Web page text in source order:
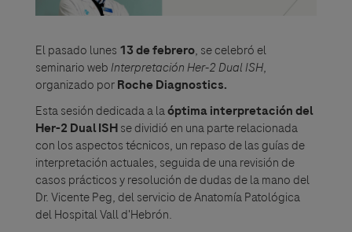
El pasado lunes 13 de febrero, se celebró el
seminario webInterpretación Her-2 Dual ISH,
organizado porRoche Diagnostics.
Esta sesión dedicada a laóptima interpretación del
Her-2 Dual ISHse dividió en una parte relacionada
con los aspectos técnicos, un repaso de las guías de
interpretación actuales, seguida de una revisión de
casos prácticos y resolución de dudas de la mano del
Dr. Vicente Peg, del servicio de Anatomía Patológica
del Hospital Vall d'Hebrón.